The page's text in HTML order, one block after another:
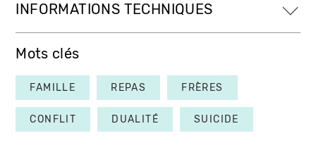
INFORMATIONS TECHNIQUES
Mots clés
FAMILLE REPAS FRÈRES
CONFLIT DUALITÉ SUICIDE